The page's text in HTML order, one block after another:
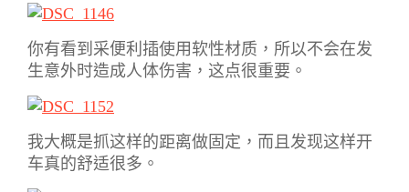
你有看到采便利插使用软性材质，所以不会在发
生意外时造成人体伤害，这点很重要。
我大概是抓这样的距离做固定，而且发现这样开
车真的舒适很多。